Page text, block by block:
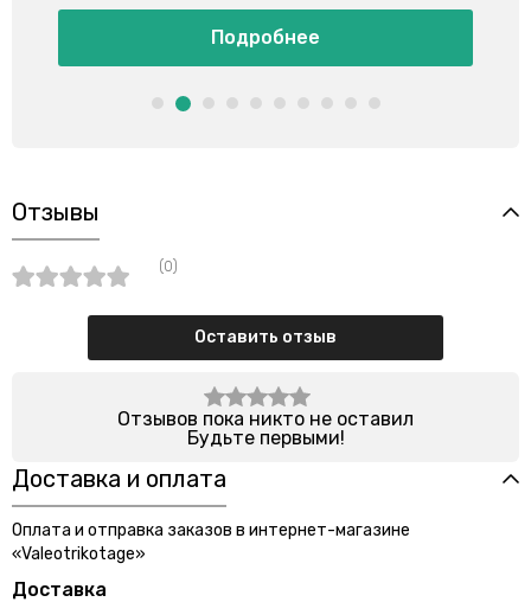
Отзывы
(0)
Оставить отзыв
Отзывов пока никто не оставил
Будьте первыми!
Доставка и оплата
Оплата и отправка заказов в интернет-магазине
«Valeotrikotage»
Доставка